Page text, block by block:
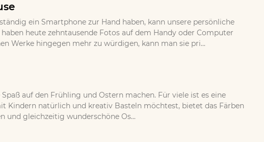
ein Smartphone zur Hand haben, kann unsere persönliche
heute zehntausende Fotos auf dem Handy oder Computer
Werke hingegen mehr zu würdigen, kann man sie pri...
auf den Frühling und Ostern machen. Für viele ist es eine
Kindern natürlich und kreativ Basteln möchtest, bietet das Färben
und gleichzeitig wunderschöne Os...